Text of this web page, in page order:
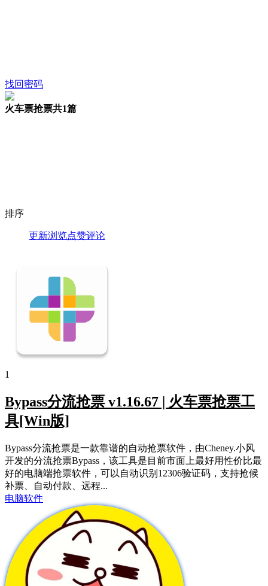
找回密码
火车票抢票共1篇
排序
更新浏览点赞评论
1
Bypass分流抢票 v1.16.67 | 火车票抢票工
具[Win版]
Bypass分流抢票是一款靠谱的自动抢票软件，由Cheney.小风
开发的分流抢票Bypass，该工具是目前市面上最好用性价比最
好的电脑端抢票软件，可以自动识别12306验证码，支持抢候
补票、自动付款、远程...
电脑软件